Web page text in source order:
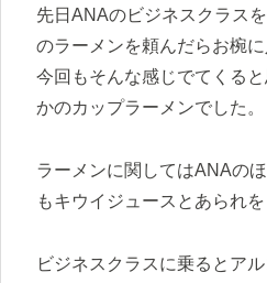
先日ANAのビジネスクラス
のラーメンを頼んだらお椀に
今回もそんな感じでてくる
かのカップラーメンでした。
ラーメンに関してはANAの
もキウイジュースとあられを
ビジネスクラスに乗るとア